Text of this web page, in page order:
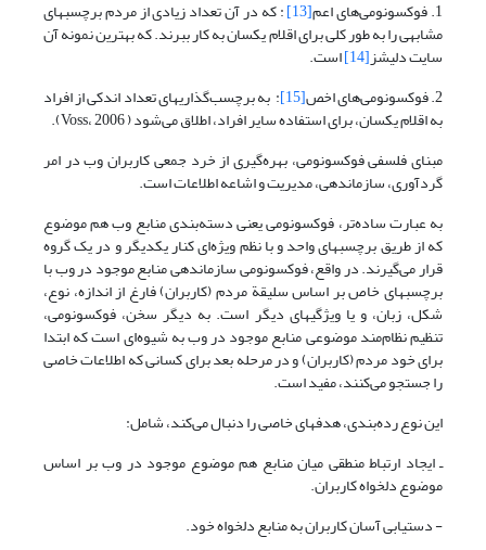
1. فوکسونومی‌های اعم [13] : که در آن تعداد زیادی از مردم برچسبهای
مشابهی را به طور کلی برای اقلام یکسان به کار ببرند. که بهترین نمونه آن
سایت دلیشز[14]
است.
2. فوکسونومی‌های اخص
[15] : به برچسب‌گذاریهای تعداد اندکی از افراد
به اقلام یکسان، برای استفاده سایر افراد، اطلاق می‌شود ( Voss، 2006).
مبنای فلسفی فوکسونومی، بهره‌گیری از خرد جمعی کاربران وب در امر
گردآوری، سازماندهی، مدیریت و اشاعه اطلاعات است.
به عبارت ساده‌تر، فوکسونومی یعنی دسته‌بندی منابع وب هم موضوع
که از طریق برچسبهای واحد و با نظم ویژه‌ای کنار یکدیگر و در یک گروه
قرار می‌گیرند. در واقع، فوکسونومی سازماندهی منابع موجود در وب با
برچسبهای خاص بر اساس سلیقة مردم (کاربران) فارغ از اندازه، نوع،
شکل، زبان، و یا ویژگیهای دیگر است. به دیگر سخن، فوکسونومی،
تنظیم نظام‌مند موضوعی منابع موجود در وب به شیوه‌ای است که ابتدا
برای خود مردم (کاربران) و در مرحله بعد برای کسانی که اطلاعات خاصی
را جستجو می‌کنند، مفید است.
این نوع رده‌بندی، هدفهای خاصی را دنبال می‌کند، شامل:
ـ ایجاد ارتباط منطقی میان منابع هم موضوع موجود در وب بر اساس
موضوع دلخواه کاربران.
- دستیابی آسان کاربران به منابع دلخواه خود.